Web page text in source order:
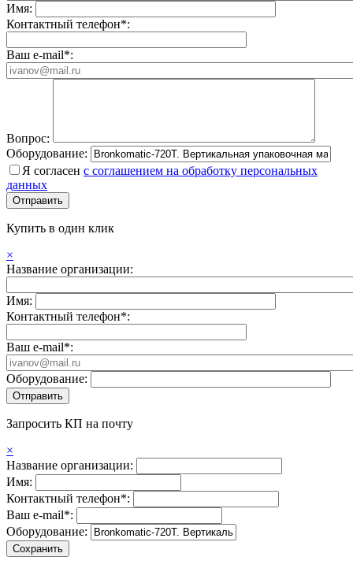
Имя:
Контактный телефон*:
Ваш e-mail*:
Вопрос:
Оборудование:
Я согласен с соглашением на обработку персональных
данных
Купить в один клик
×
Название организации:
Имя:
Контактный телефон*:
Ваш e-mail*:
Оборудование:
Запросить КП на почту
×
Название организации:
Имя:
Контактный телефон*:
Ваш e-mail*:
Оборудование: